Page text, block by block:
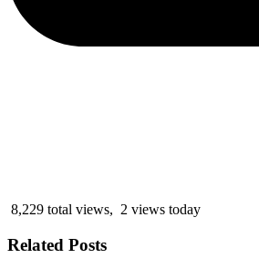
8,229 total views, 2 views today
Related Posts